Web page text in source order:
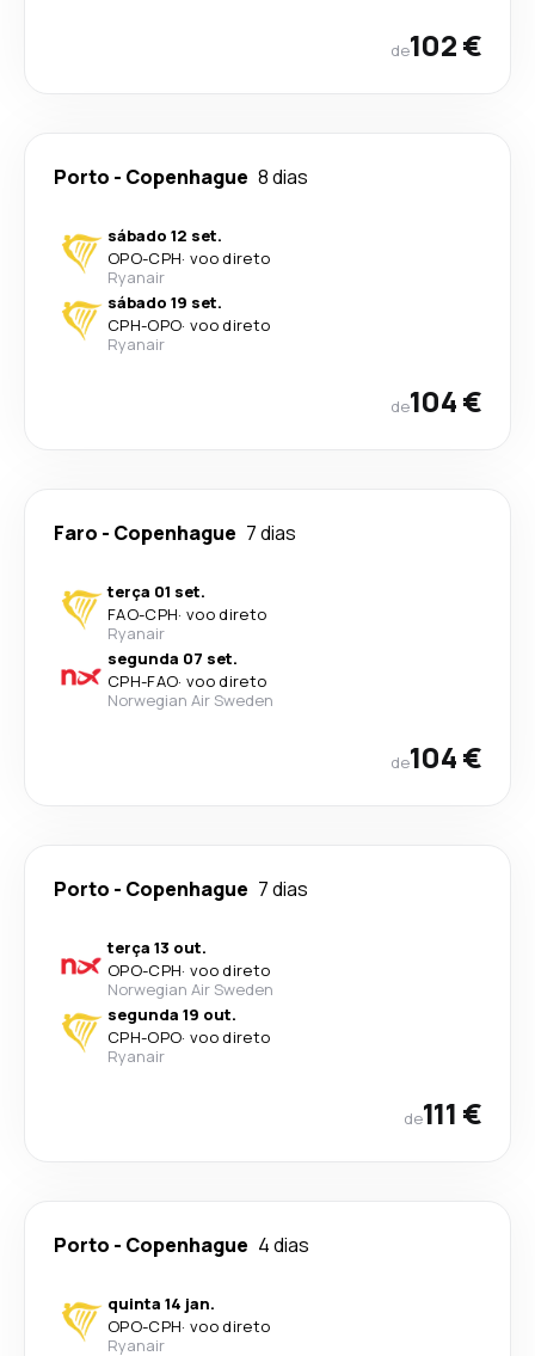
de102 €
Porto - Copenhague 8 dias
sábado 12 set.
OPO-CPH· voo direto
Ryanair
sábado 19 set.
CPH-OPO· voo direto
Ryanair
de104 €
Faro - Copenhague 7 dias
terça 01 set.
FAO-CPH· voo direto
Ryanair
segunda 07 set.
CPH-FAO· voo direto
Norwegian Air Sweden
de104 €
Porto - Copenhague 7 dias
terça 13 out.
OPO-CPH· voo direto
Norwegian Air Sweden
segunda 19 out.
CPH-OPO· voo direto
Ryanair
de111 €
Porto - Copenhague 4 dias
quinta 14 jan.
OPO-CPH· voo direto
Ryanair